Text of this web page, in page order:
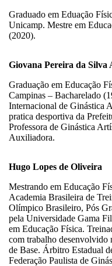
Graduado em Eduação
Unicamp. Mestre em
(2020).
Giovana Pereira da Silva
Graduação em Educação
Campinas – Bacharelado
Internacional de Ginástica
pratica desportiva da
Professora de Ginástica
Auxiliadora.
Hugo Lopes de Oliveira
Mestrando em Educação
Academia Brasileira de
Olímpico Brasileiro, Pós
pela Universidade Gama
em Educação Física.
com trabalho desenvolvido
de Base. Árbitro Estadual
Federação Paulista de